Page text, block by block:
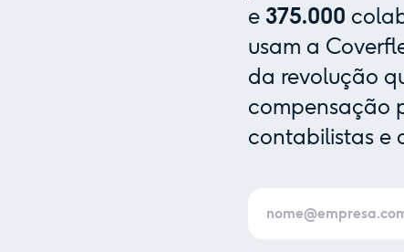
e 375.000
usam a
da revolução
compensação
contabilistas e